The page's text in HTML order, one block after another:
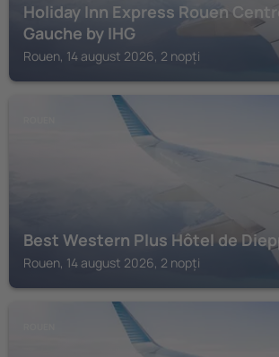
Holiday Inn Express Rouen
Gauche by IHG
Rouen, 14 august 2026, 2 nopți
Best Western Plus Hôtel de
Rouen, 14 august 2026, 2 nopți